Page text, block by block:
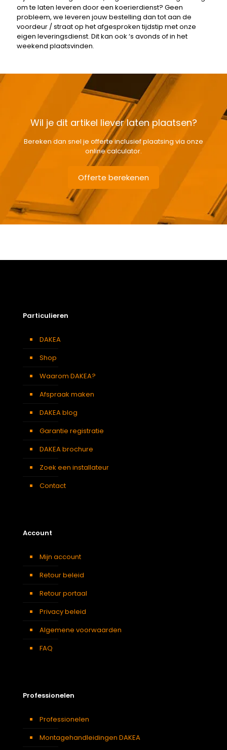
om te laten leveren door een koerierdienst? Geen
probleem, we leveren jouw bestelling dan tot aan de
voordeur / straat op het afgesproken tijdstip met onze
eigen leveringsdienst. Dit kan ook ‘s avonds of in het
weekend plaatsvinden.
Wil je dit artikel liever laten plaatsen?
Bereken dan snel je offerte inclusief plaatsing via onze
online calculator.
Offerte berekenen
Particulieren
DAKEA
Shop
Waarom DAKEA?
Afspraak maken
DAKEA blog
Garantie registratie
DAKEA brochure
Zoek een installateur
Contact
Account
Mijn account
Retour beleid
Retour portaal
Privacy beleid
Algemene voorwaarden
FAQ
Professionelen
Professionelen
Montagehandleidingen DAKEA